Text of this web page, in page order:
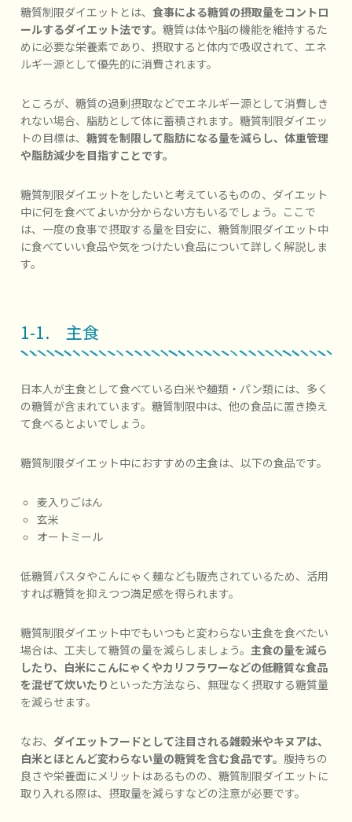
糖質制限ダイエットとは、食事による糖質の摂取量をコントロ
ールするダイエット法です。糖質は体や脳の機能を維持するた
めに必要な栄養素であり、摂取すると体内で吸収されて、エネ
ルギー源として優先的に消費されます。
ところが、糖質の過剰摂取などでエネルギー源として消費しき
れない場合、脂肪として体に蓄積されます。糖質制限ダイエッ
トの目標は、糖質を制限して脂肪になる量を減らし、体重管理
や脂肪減少を目指すことです。
糖質制限ダイエットをしたいと考えているものの、ダイエット
中に何を食べてよいか分からない方もいるでしょう。ここで
は、一度の食事で摂取する量を目安に、糖質制限ダイエット中
に食べていい食品や気をつけたい食品について詳しく解説しま
す。
1-1. 主食
日本人が主食として食べている白米や麺類・パン類には、多く
の糖質が含まれています。糖質制限中は、他の食品に置き換え
て食べるとよいでしょう。
糖質制限ダイエット中におすすめの主食は、以下の食品です。
麦入りごはん
玄米
オートミール
低糖質パスタやこんにゃく麺なども販売されているため、活用
すれば糖質を抑えつつ満足感を得られます。
糖質制限ダイエット中でもいつもと変わらない主食を食べたい
場合は、工夫して糖質の量を減らしましょう。 主食の量を減ら
したり、白米にこんにゃくやカリフラワーなどの低糖質な食品
を混ぜて炊いたり といった方法なら、無理なく摂取する糖質量
を減らせます。
なお、ダイエットフードとして注目される雑穀米やキヌアは、
白米とほとんど変わらない量の糖質を含む食品です。 腹持ちの
良さや栄養面にメリットはあるものの、糖質制限ダイエットに
取り入れる際は、摂取量を減らすなどの注意が必要です。